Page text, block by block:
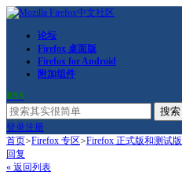
论坛
Firefox 桌面版
Firefox for Android
附加组件
RSS
搜索
登录注册
首页>Firefox 专区>Firefox 正式版和测试版
回复
« 返回列表